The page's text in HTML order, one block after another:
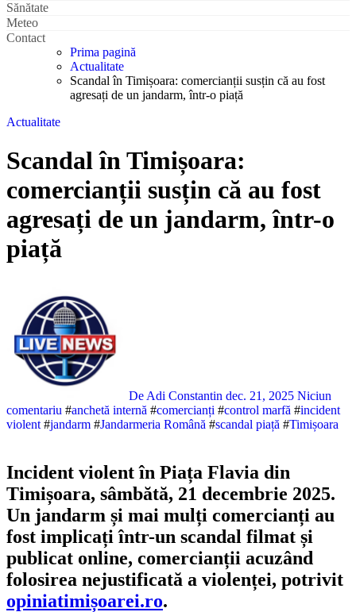
Sănătate
Meteo
Contact
Prima pagină
Actualitate
Scandal în Timișoara: comercianții susțin că au fost
agresați de un jandarm, într-o piață
Actualitate
Scandal în Timișoara:
comercianții susțin că au fost
agresați de un jandarm, într-o
piață
De Adi Constantin dec. 21, 2025 Niciun
comentariu #anchetă internă #comercianți #control marfă #incident
violent #jandarm #Jandarmeria Română #scandal piață #Timișoara
Incident violent în Piața Flavia din
Timișoara, sâmbătă, 21 decembrie 2025.
Un jandarm și mai mulți comercianți au
fost implicați într-un scandal filmat și
publicat online, comercianții acuzând
folosirea nejustificată a violenței, potrivit
opiniatimișoarei.ro.